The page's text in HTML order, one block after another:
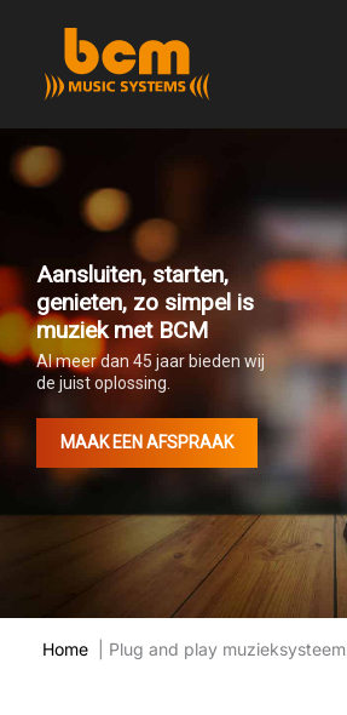
inhoud
Aansluiten, starten,
genieten, zo simpel is
muziek met BCM
Al meer dan 45 jaar bieden wij
de juist oplossing.
MAAK EEN AFSPRAAK
Home | Plug and play muzieksysteem